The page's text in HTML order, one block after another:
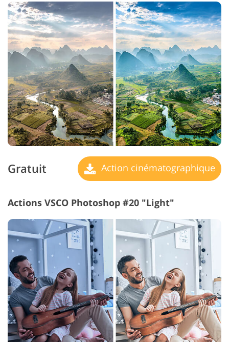
Gratuit Action cinématographique
Actions VSCO Photoshop #20 "Light"